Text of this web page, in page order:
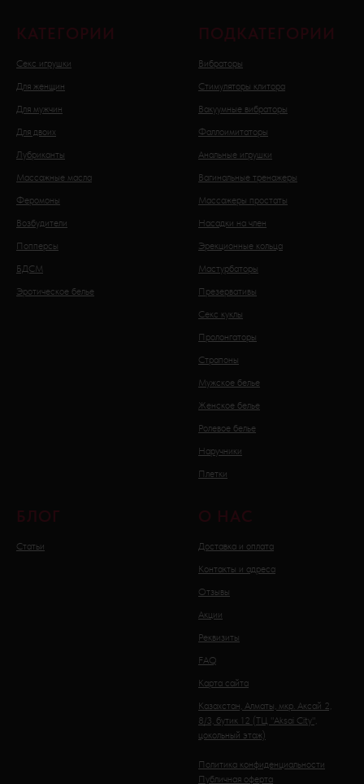
КАТЕГОРИИ
Секс игрушки
Для женщин
Для мужчин
Для двоих
Лубриканты
Массажные масла
Феромоны
Возбудители
Попперсы
БДСМ
Эротическое белье
ПОДКАТЕГОРИИ
Вибраторы
Стимуляторы клитора
Вакуумные вибраторы
Фаллоимитаторы
Анальные игрушки
Вагинальные тренажеры
Массажеры простаты
Насадки на член
Эрекционные кольца
Мастурбаторы
Презервативы
Секс куклы
Пролонгаторы
Страпоны
Мужское белье
Женское белье
Ролевое белье
Наручники
Плетки
БЛОГ
Статьи
О НАС
Доставка и оплата
Контакты и адреса
Отзывы
Акции
Реквизиты
FAQ
Карта сайта
Казахстан, Алматы, мкр. Аксай 2,
8/3, бутик 12 (ТЦ "Aksai City",
цокольный этаж)
Политика конфиденциальности
Публичная оферта